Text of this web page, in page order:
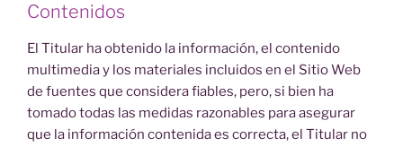
Contenidos
El Titular ha obtenido la información, el contenido
multimedia y los materiales incluidos en el Sitio Web
de fuentes que considera fiables, pero, si bien ha
tomado todas las medidas razonables para asegurar
que la información contenida es correcta, el Titular no